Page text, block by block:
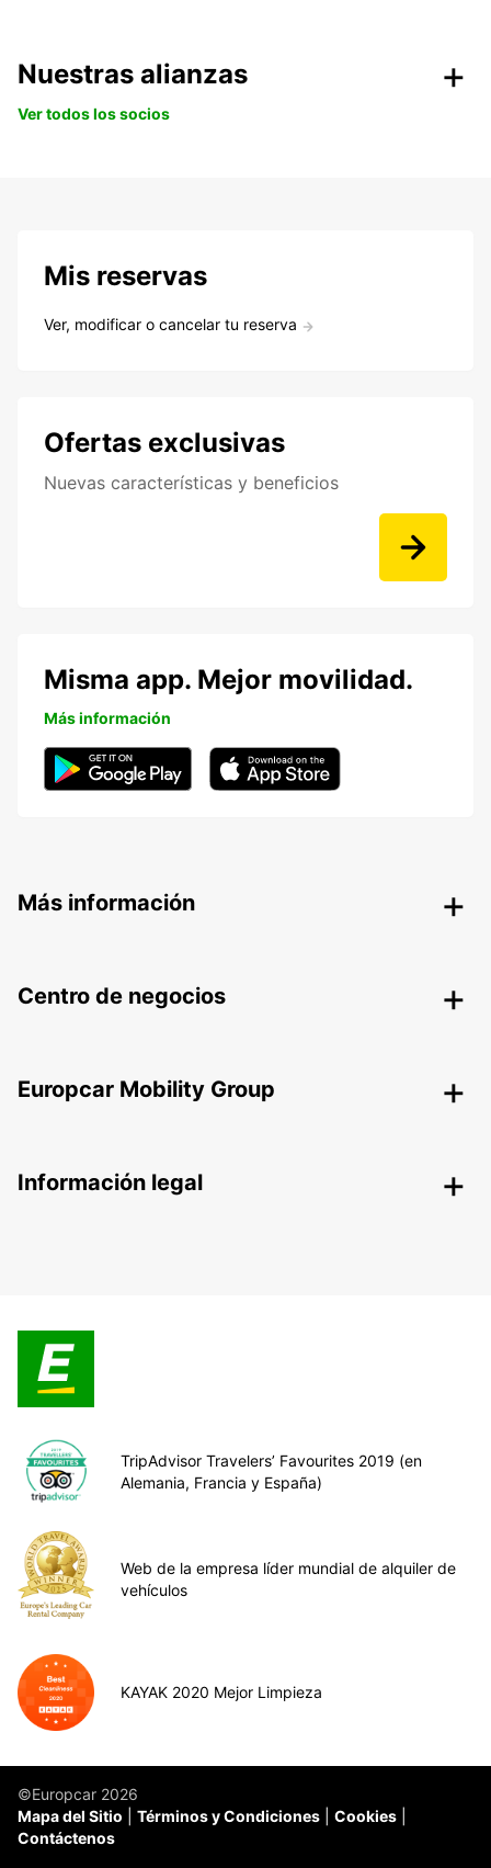
Nuestras alianzas
Ver todos los socios
Mis reservas
Ver, modificar o cancelar tu reserva
Ofertas exclusivas
Nuevas características y beneficios
Misma app. Mejor movilidad.
Más información
Más información
Centro de negocios
Europcar Mobility Group
Información legal
TripAdvisor Travelers’ Favourites 2019 (en
Alemania, Francia y España)
Web de la empresa líder mundial de alquiler de
vehículos
KAYAK 2020 Mejor Limpieza
©Europcar 2026
Mapa del Sitio
Términos y Condiciones
Cookies
Contáctenos